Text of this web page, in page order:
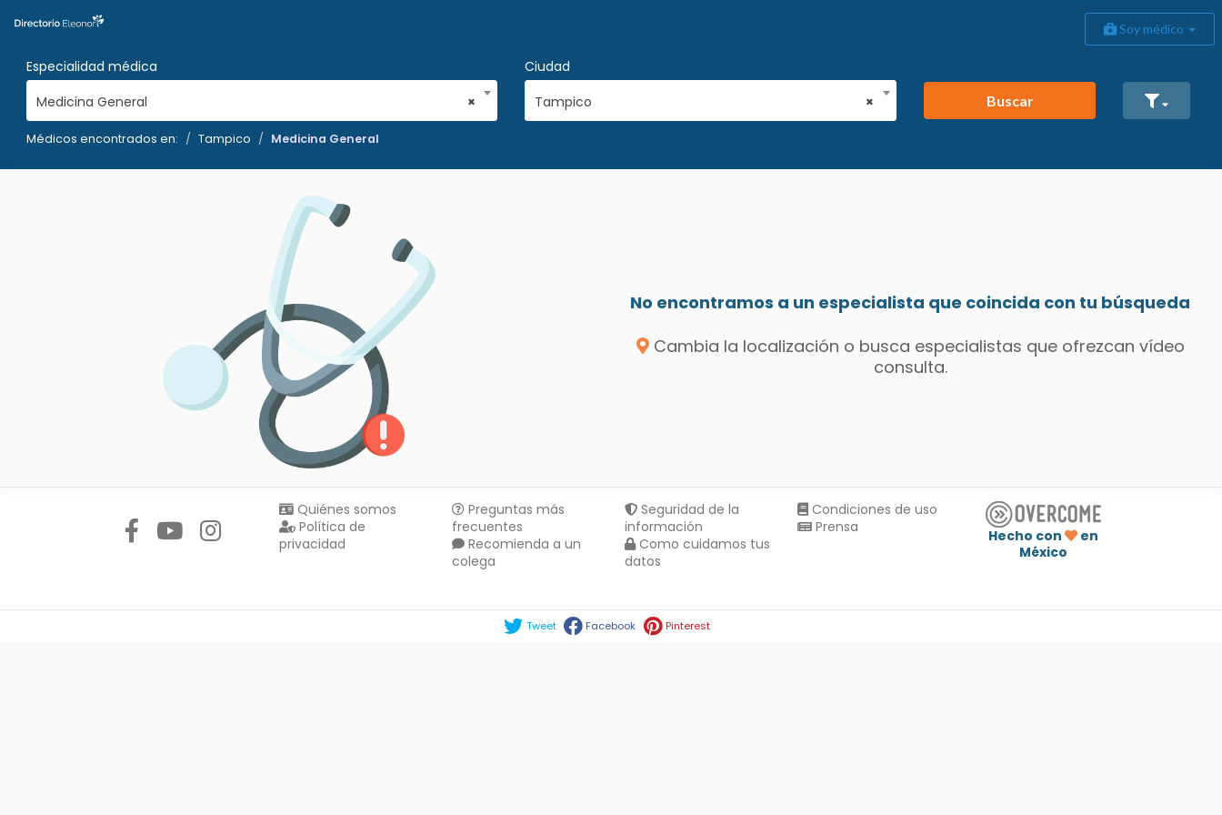
Soy médico
Especialidad médica
×
Medicina General
Ciudad
×
Tampico Buscar
Médicos encontrados en: Tampico Medicina General
No encontramos a un especialista que coincida con tu búsqueda
Cambia la localización o busca especialistas que ofrezcan vídeo
consulta.
Quiénes somos
Política de
privacidad
Preguntas más
frecuentes
Recomienda a un
colega
Seguridad de la
información
Como cuidamos tus
datos
Condiciones de uso
Prensa
Hecho con
en
México
Tweet Facebook Pinterest